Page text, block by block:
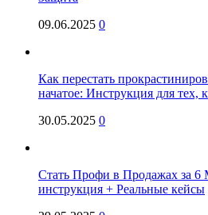
09.06.2025 0
Как перестать
начатое: Инструкция для тех,
30.05.2025 0
Стать Профи в Продажах за 6
инструкция + Реальные кейсы